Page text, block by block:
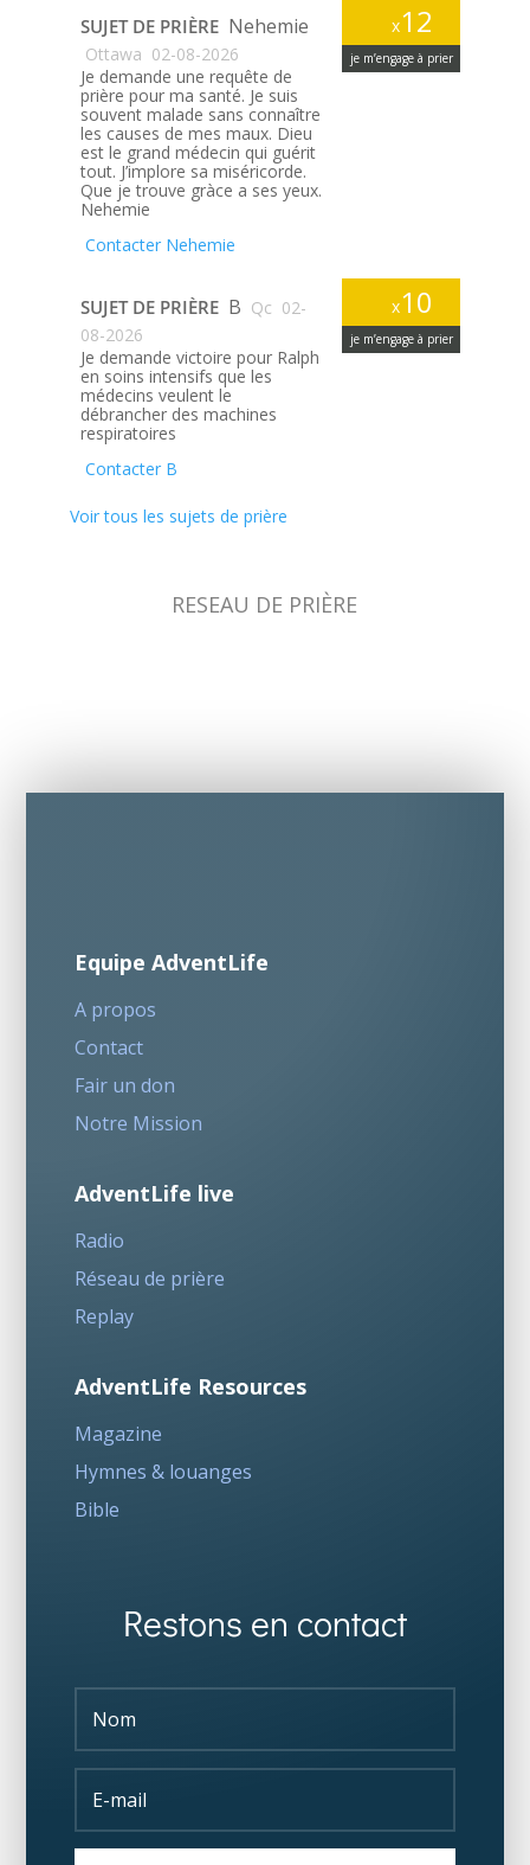
x12
je m’engage à prier
SUJET DE PRIÈRE Nehemie
Ottawa 02-08-2026
Je demande une requête de
prière pour ma santé. Je suis
souvent malade sans connaître
les causes de mes maux. Dieu
est le grand médecin qui guérit
tout. J’implore sa miséricorde.
Que je trouve gràce a ses yeux.
Nehemie
Contacter Nehemie
x10
je m’engage à prier
SUJET DE PRIÈRE B Qc 02-
08-2026
Je demande victoire pour Ralph
en soins intensifs que les
médecins veulent le
débrancher des machines
respiratoires
Contacter B
Voir tous les sujets de prière
RESEAU DE PRIÈRE
Equipe AdventLife
A propos
Contact
Fair un don
Notre Mission
AdventLife live
Radio
Réseau de prière
Replay
AdventLife Resources
Magazine
Hymnes & louanges
Bible
Restons en contact